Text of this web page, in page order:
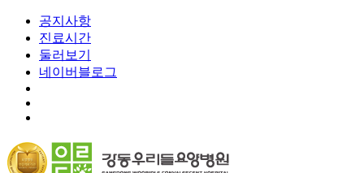
공지사항
진료시간
둘러보기
네이버블로그